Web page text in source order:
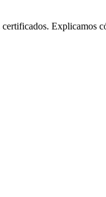
certificados. Explicamos